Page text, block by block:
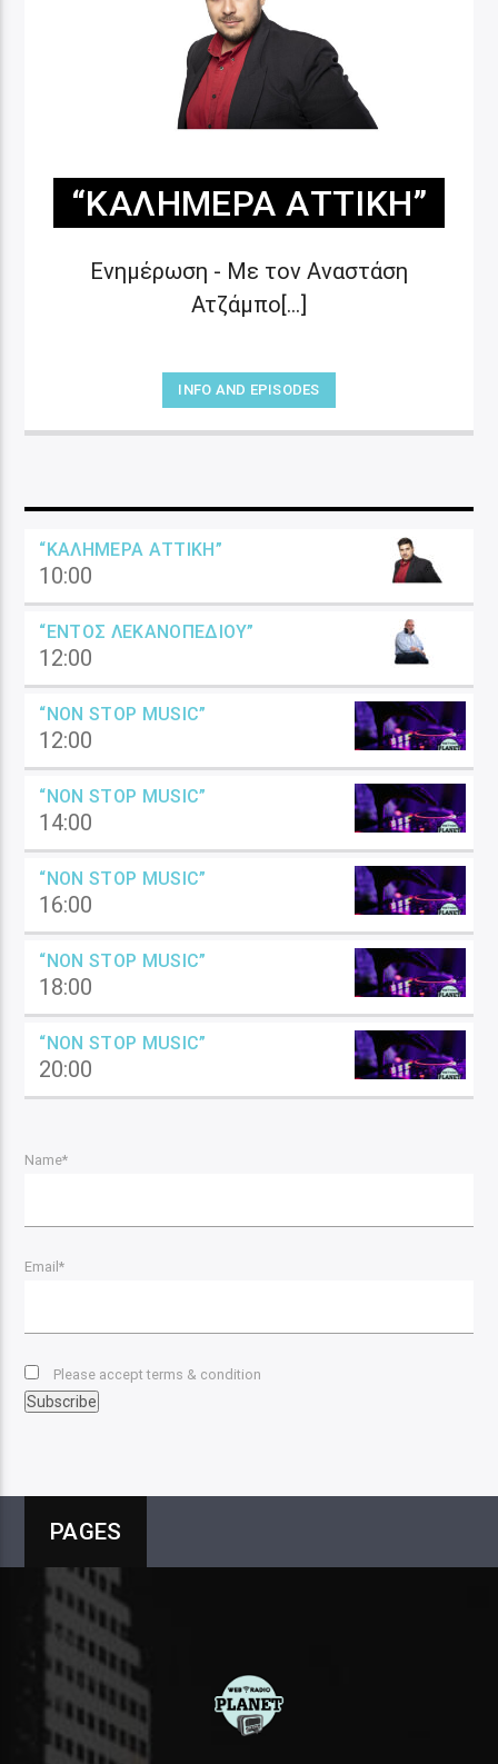
“ΚΑΛΗΜΈΡΑ ΑΤΤΙΚΉ”
Ενημέρωση - Με τον Αναστάση
Ατζάμπο[...]
INFO AND EPISODES
“ΚΑΛΗΜΈΡΑ ΑΤΤΙΚΉ”
10:00
“ΕΝΤΌΣ ΛΕΚΑΝΟΠΕΔΊΟΥ”
12:00
“NON STOP MUSIC”
12:00
“NON STOP MUSIC”
14:00
“NON STOP MUSIC”
16:00
“NON STOP MUSIC”
18:00
“NON STOP MUSIC”
20:00
Name*
Email*
Please accept terms & condition
PAGES